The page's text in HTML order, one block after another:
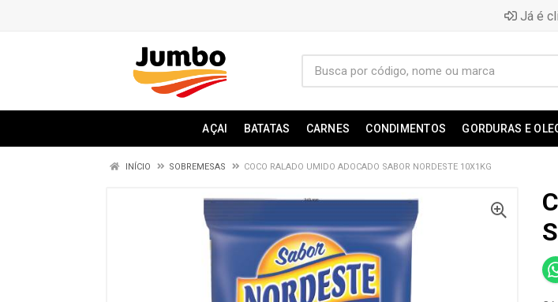
Já é
AÇAI BATATAS CARNES CONDIMENTOS GORDURAS E
INÍCIO SOBREMESAS COCO RALADO UMIDO ADOCADO SABOR NORDESTE 10X1KG